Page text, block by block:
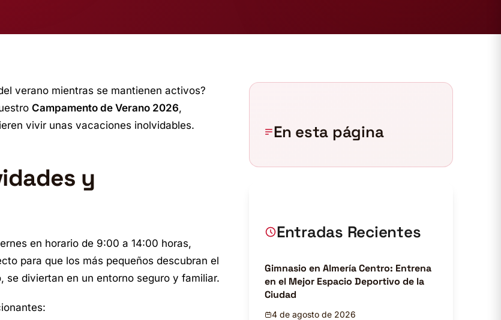
verano mientras se mantienen activos?
Campamento de Verano 2026,
vivir unas vacaciones inolvidables.
y
en horario de 9:00 a 14:00 horas,
para que los más pequeños descubran el
se diviertan en un entorno seguro y familiar.
En esta página
Entradas Recientes
Gimnasio en Almería Centro: Entrena
en el Mejor Espacio Deportivo de la
Ciudad
4 de agosto de 2026